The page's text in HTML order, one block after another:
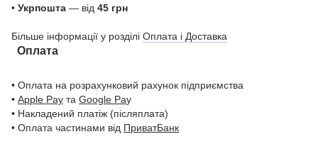
• Укрпошта — від 45 грн
Більше інформації у розділі Оплата і Доставка
Оплата
• Оплата на розрахунковий рахунок підприємства
• Apple Pay та Google Pay
• Накладений платіж (післяплата)
• Оплата частинами від ПриватБанк